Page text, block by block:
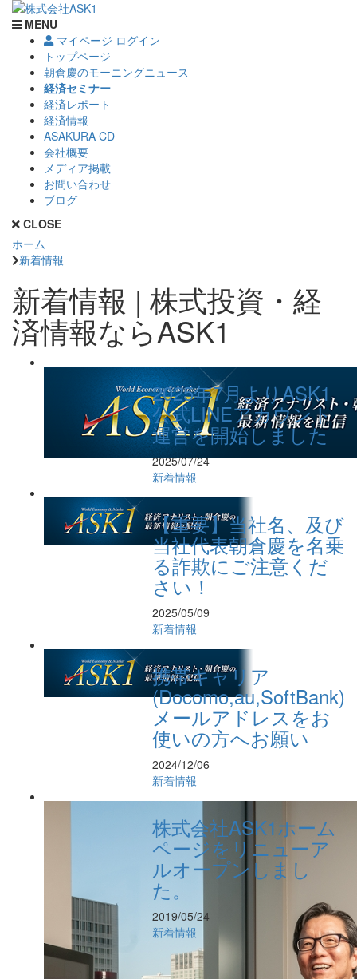
MENU
マイページ ログイン
トップページ
朝倉慶のモーニングニュース
経済セミナー
経済レポート
経済情報
ASAKURA CD
会社概要
メディア掲載
お問い合わせ
ブログ
CLOSE
ホーム
新着情報
新着情報 | 株式投資・経
済情報ならASK1
2025年7月よりASK1
公式LINEアカウント
運営を開始しました
2025/07/24
新着情報
【重要】当社名、及び
当社代表朝倉慶を名乗
る詐欺にご注意くだ
さい！
2025/05/09
新着情報
携帯キャリア
(Docomo,au,SoftBank)
メールアドレスをお
使いの方へお願い
2024/12/06
新着情報
株式会社ASK1ホーム
ページをリニューア
ルオープンしまし
た。
2019/05/24
新着情報